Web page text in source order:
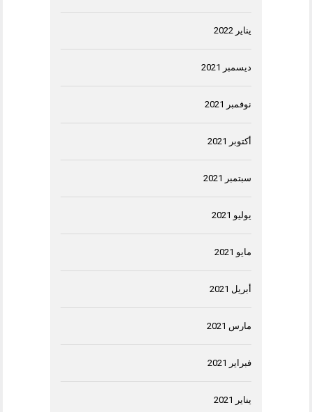
يناير 2022
ديسمبر 2021
نوفمبر 2021
أكتوبر 2021
سبتمبر 2021
يوليو 2021
مايو 2021
أبريل 2021
مارس 2021
فبراير 2021
يناير 2021